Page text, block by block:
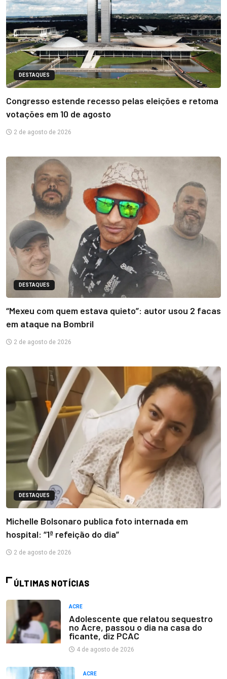
DESTAQUES
Congresso estende recesso pelas eleições e retoma
votações em 10 de agosto
2 de agosto de 2026
DESTAQUES
“Mexeu com quem estava quieto”: autor usou 2 facas
em ataque na Bombril
2 de agosto de 2026
DESTAQUES
Michelle Bolsonaro publica foto internada em
hospital: “1ª refeição do dia”
2 de agosto de 2026
ÚLTIMAS NOTÍCIAS
ACRE
Adolescente que relatou sequestro
no Acre, passou o dia na casa do
ficante, diz PCAC
4 de agosto de 2026
ACRE